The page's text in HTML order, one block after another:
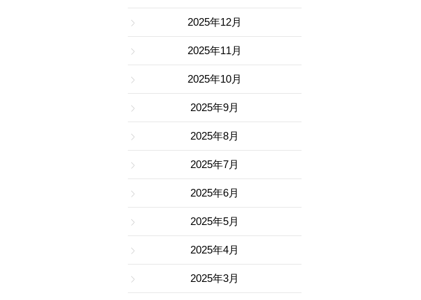
2025年12月
2025年11月
2025年10月
2025年9月
2025年8月
2025年7月
2025年6月
2025年5月
2025年4月
2025年3月